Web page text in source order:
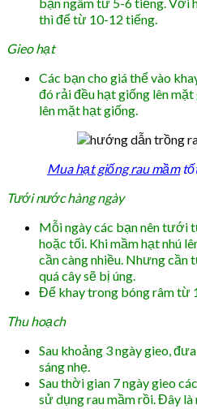
bạn ngâm từ 5-6 tiếng. Với
thì để từ 10-12 tiếng.
Gieo hạt
Các bạn cho giá thể vào
đó rải đều hạt giống lên
lên mặt hạt giống.
Mua hạt giống rau mầmtốt
Tưới nước hàng ngày
Mỗi ngày các bạn nên tưới
hoặc tối. Khi mầm hạt nhú
cần càng nhiều. Nhưng
quá cây sẽ bị úng.
Để khay trong bóng râm từ
Thu hoạch
Sau khoảng 3 ngày gieo,
sáng nhẹ.
Sau thời gian 7 ngày gieo
sử dụng rau mầm rồi. Đây